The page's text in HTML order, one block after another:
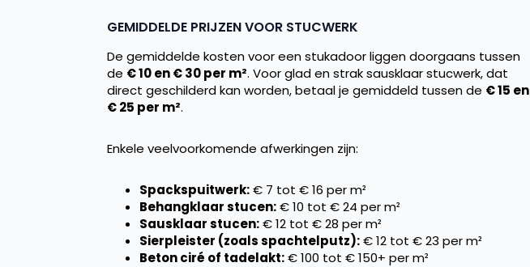
GEMIDDELDE PRIJZEN VOOR STUCWERK
De gemiddelde kosten voor een stukadoor liggen doorgaans tussen
de € 10 en € 30 per m². Voor glad en strak sausklaar stucwerk, dat
direct geschilderd kan worden, betaal je gemiddeld tussen de € 15 en
€ 25 per m².
Enkele veelvoorkomende afwerkingen zijn:
Spackspuitwerk:€ 7 tot € 16 per m²
Behangklaar stucen:€ 10 tot € 24 per m²
Sausklaar stucen:€ 12 tot € 28 per m²
Sierpleister (zoals spachtelputz):€ 12 tot € 23 per m²
Beton ciré of tadelakt:€ 100 tot € 150+ per m²